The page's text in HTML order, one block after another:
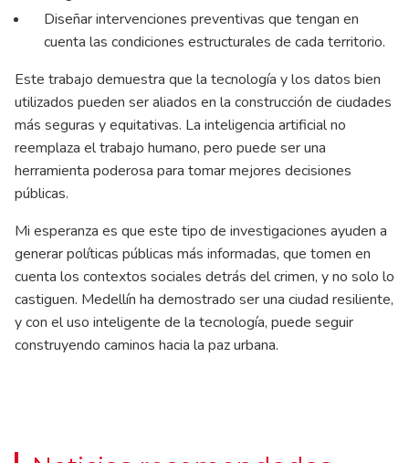
Diseñar intervenciones preventivas que tengan en
cuenta las condiciones estructurales de cada territorio.
Este trabajo demuestra que la tecnología y los datos bien
utilizados pueden ser aliados en la construcción de ciudades
más seguras y equitativas. La inteligencia artificial no
reemplaza el trabajo humano, pero puede ser una
herramienta poderosa para tomar mejores decisiones
públicas.
Mi esperanza es que este tipo de investigaciones ayuden a
generar políticas públicas más informadas, que tomen en
cuenta los contextos sociales detrás del crimen, y no solo lo
castiguen. Medellín ha demostrado ser una ciudad resiliente,
y con el uso inteligente de la tecnología, puede seguir
construyendo caminos hacia la paz urbana.